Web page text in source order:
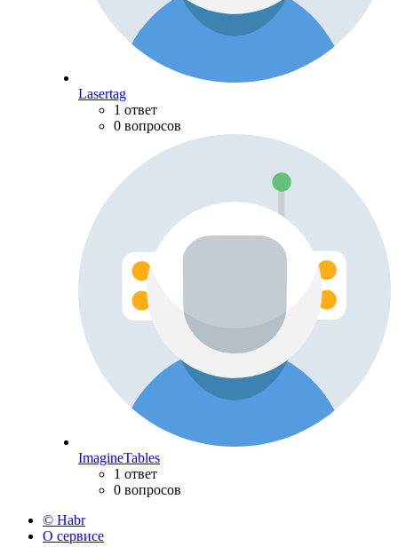
Lasertag
1 ответ
0 вопросов
ImagineTables
1 ответ
0 вопросов
© Habr
О сервисе